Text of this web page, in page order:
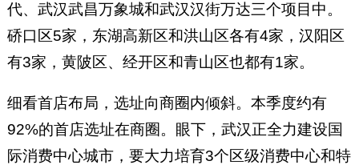
代、武汉武昌万象城和武汉汉街万达三个项目中。
硚口区5家，东湖高新区和洪山区各有4家，汉阳区
有3家，黄陂区、经开区和青山区也都有1家。
细看首店布局，选址向商圈内倾斜。本季度约有
92%的首店选址在商圈。眼下，武汉正全力建设国
际消费中心城市，要大力培育3个区级消费中心和特